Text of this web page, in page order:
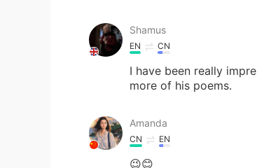
Shamus
EN CN
I have been really
more of his poems.
Amanda
CN EN
😉😊